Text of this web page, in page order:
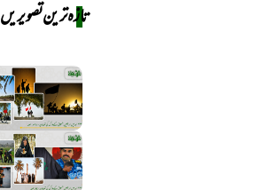
تازہ ترین تصویریں